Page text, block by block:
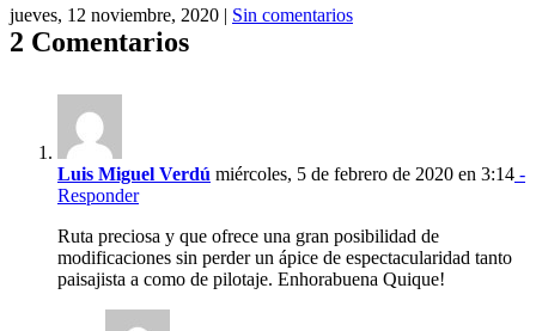
jueves, 12 noviembre, 2020 | Sin comentarios
2 Comentarios
Luis Miguel Verdú miércoles, 5 de febrero de 2020 en 3:14 -
Responder
Ruta preciosa y que ofrece una gran posibilidad de
modificaciones sin perder un ápice de espectacularidad tanto
paisajista a como de pilotaje. Enhorabuena Quique!